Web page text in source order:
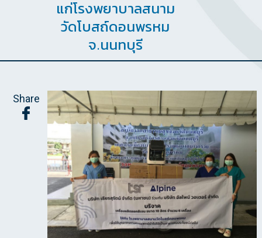
แก่โรงพยาบาลสนาม
วัดโบสถ์ดอนพรหม
จ.นนทบุรี
Share